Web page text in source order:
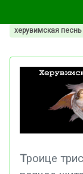
херувимская песнь
Троице